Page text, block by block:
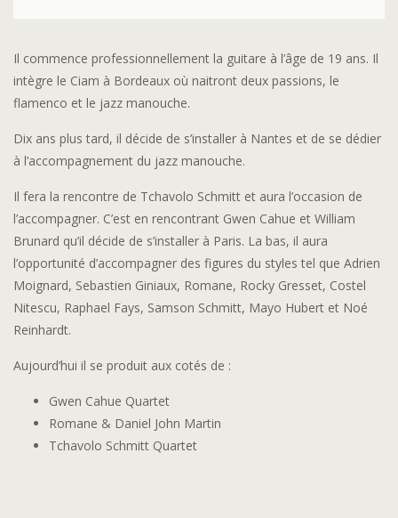
Il commence professionnellement la guitare à l’âge de 19 ans. Il
intègre le Ciam à Bordeaux où naitront deux passions, le
flamenco et le jazz manouche.
Dix ans plus tard, il décide de s’installer à Nantes et de se dédier
à l’accompagnement du jazz manouche.
Il fera la rencontre de Tchavolo Schmitt et aura l’occasion de
l’accompagner. C’est en rencontrant Gwen Cahue et William
Brunard qu’il décide de s’installer à Paris. La bas, il aura
l’opportunité d’accompagner des figures du styles tel que Adrien
Moignard, Sebastien Giniaux, Romane, Rocky Gresset, Costel
Nitescu, Raphael Fays, Samson Schmitt, Mayo Hubert et Noé
Reinhardt.
Aujourd’hui il se produit aux cotés de :
Gwen Cahue Quartet
Romane & Daniel John Martin
Tchavolo Schmitt Quartet